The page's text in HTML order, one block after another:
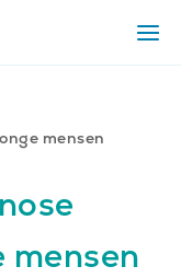
het
mensen
mensen